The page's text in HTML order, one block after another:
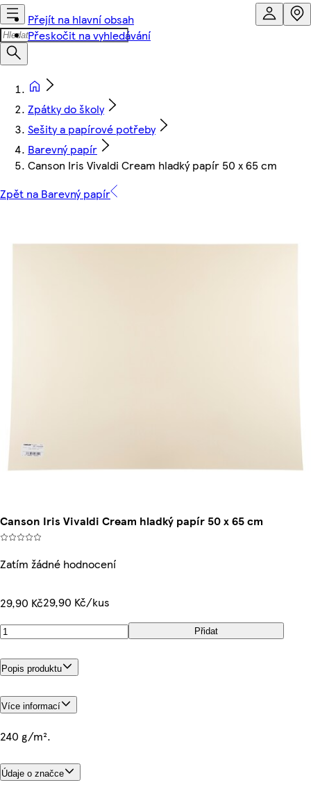
Přejít na hlavní obsah
Přeskočit na vyhledávání
Zpátky do školy
Sešity a papírové potřeby
Barevný papír
Canson Iris Vivaldi Cream hladký papír 50 x 65 cm
Zpět na Barevný papír
Canson Iris Vivaldi Cream hladký papír 50 x 65 cm
Zatím žádné hodnocení
29,90 Kč29,90 Kč/kus
Přidat
Popis produktu
Více informací
240 g/m².
Údaje o značce